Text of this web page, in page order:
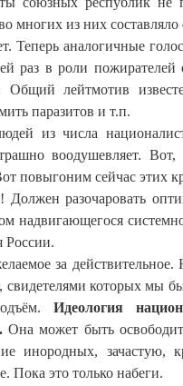
многих из них
Теперь аналогичные
раз в роли пожирателей
Общий лейтмотив
паразитов и т.п.
из числа
воодушевляет. Вот,
повыгоним сейчас этих
разочаровать
надвигающегося
России.
за
свидетелями которых мы
Идеология
Она может быть
инородных,
Пока это только набеги.